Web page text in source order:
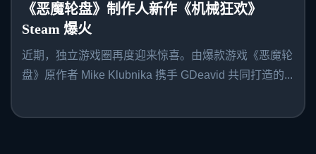
《恶魔轮盘》制作人新作《机械狂欢》
Steam 爆火
近期，独立游戏圈再度迎来惊喜。由爆款游戏《恶魔轮
盘》原作者 Mike Klubnika 携手 GDeavid 共同打造的...